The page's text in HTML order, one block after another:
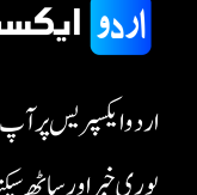
اردو ایکسپریس پر